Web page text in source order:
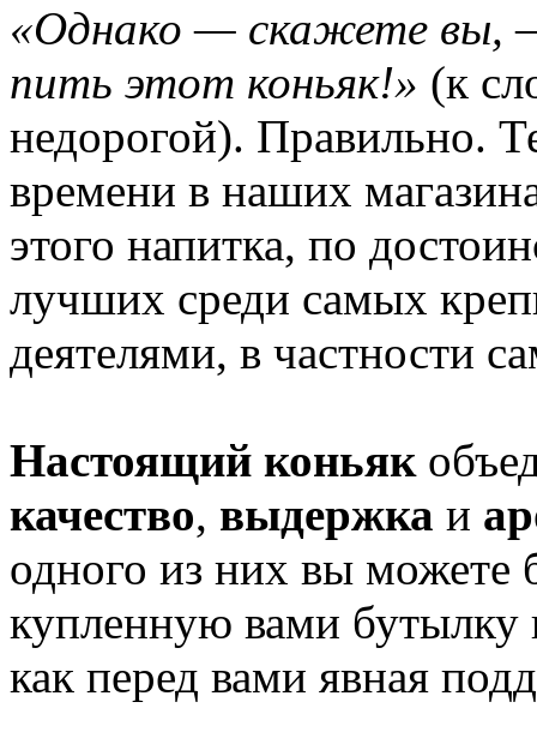
«Однако — скажете вы,
пить этот коньяк!» (к
недорогой). Правильно.
времени в наших
этого напитка, по
лучших среди самых
деятелями, в частности
Настоящий коньяк
качество, выдержка и
одного из них вы можете
купленную вами бутылку
как перед вами явная